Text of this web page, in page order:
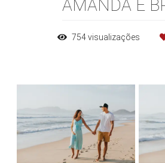
AMANDA E
754visualizações